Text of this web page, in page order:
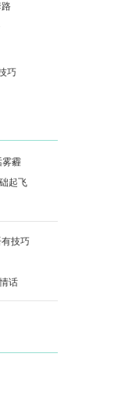
巧
雾霾
起飞
技巧
话